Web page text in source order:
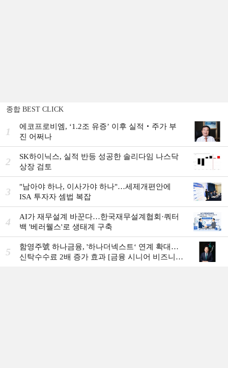
종합 BEST CLICK
1
에코프로비엠, ‘1.2조 유증’ 이후 실적‧주가 부
진 어쩌나
2
SK하이닉스, 실적 반등 성공한 솔리다임 나스닥
상장 검토
3
"남아야 하나, 이사가야 하나"…세제개편안에
ISA 투자자 셈법 복잡
4
AI가 재무설계 바꾼다…한국재무설계협회·쿼터
백 '베러웰스'로 생태계 구축
5
함영주號 하나금융, '하나더넥스트‘ 연계 확대…
신탁수수료 2배 증가 효과 [금융 시니어 비즈니스